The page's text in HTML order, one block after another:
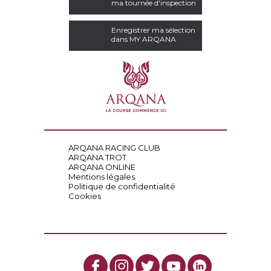
ma tournée d'inspection
Enregistrer ma sélection
dans MY ARQANA
ARQANA RACING CLUB
ARQANA TROT
ARQANA ONLINE
Mentions légales
Politique de confidentialité
Cookies